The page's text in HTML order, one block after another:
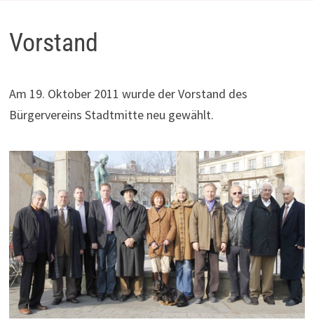
Vorstand
Am 19. Oktober 2011 wurde der Vorstand des
Bürgervereins Stadtmitte neu gewählt.